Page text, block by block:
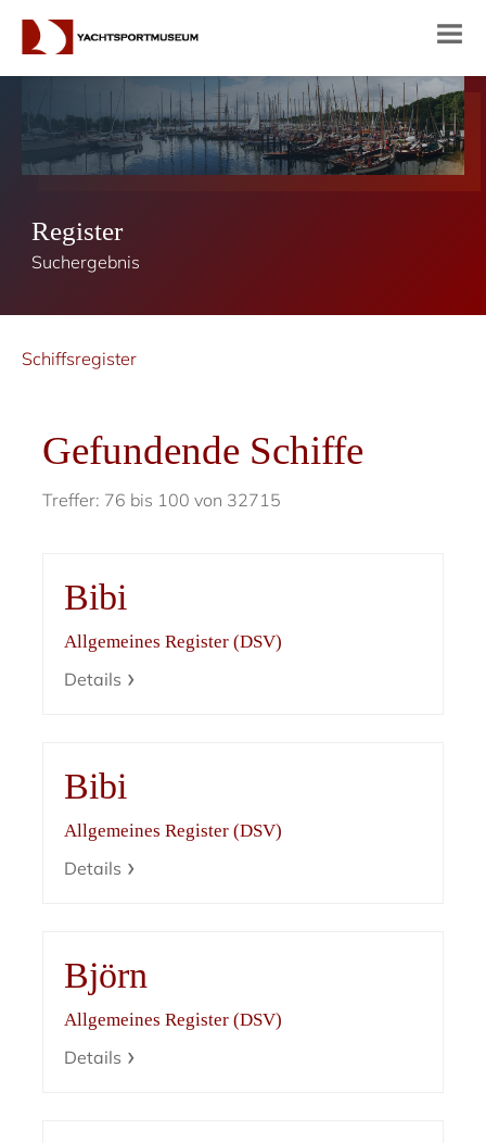
Register
Suchergebnis
Schiffsregister
Gefundende Schiffe
Treffer: 76 bis 100 von 32715
Bibi
Allgemeines Register (DSV)
Details
Bibi
Allgemeines Register (DSV)
Details
Björn
Allgemeines Register (DSV)
Details